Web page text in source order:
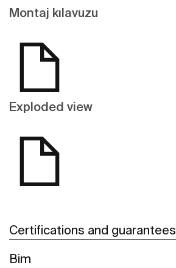
Montaj kılavuzu
Exploded view
Certifications and guarantees
Bim